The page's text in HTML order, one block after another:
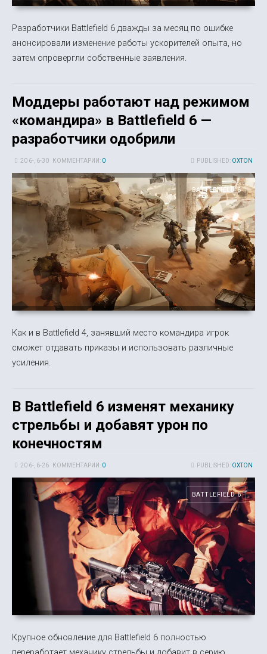
Разработчики Battlefield 6 дважды за месяц по ошибке
анонсировали изменение работы ускорителей опыта, но
затем опровергли собственные заявления.
Моддеры работают над режимом
«командира» в Battlefield 6 —
разработчики одобрили
PUBLISHED: OXTON
20 6-, 6-30 КОММЕНТАРИИ: 0
BATTLEFIELD 6
Как и в Battlefield 4, занявший место командира игрок
сможет отдавать приказы и использовать различные
усиления.
В Battlefield 6 изменят механику
стрельбы и добавят урон по
конечностям
PUBLISHED: OXTON
20 6-, 6-26 КОММЕНТАРИИ: 0
BATTLEFIELD 6
Крупное обновление для Battlefield 6 полностью